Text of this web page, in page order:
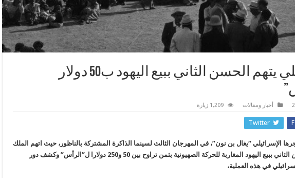
إسرائيلي يتهم الحسن الثاني ببيع اليهود ب50 دولار
أخبار ومقالات 1,209 زيارة
Twitter
الإسرائيلي “يغال بن نون”، في المهرجان الثالث لسينما الذاكرة المشتركة بالناظور، حيث اتهم الملك
الراحل الحسن الثاني ببيع اليهود المغاربة للحركة الصهيونية بثمن تراوح بين 50 و250 دولارا ل”الرأس” وكشف دور
في هذه العملية،